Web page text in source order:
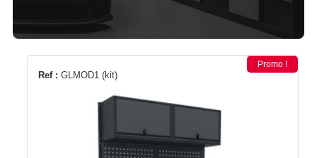
Ref : GLMOD1 (kit)
Promo !